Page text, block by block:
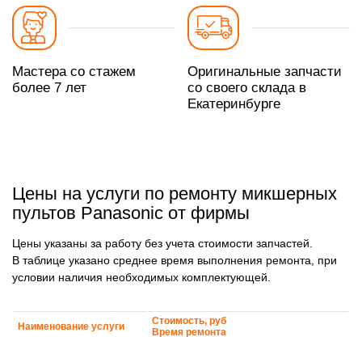
Мастера со стажем
более 7 лет
Оригинальные запчасти
со своего склада в
Екатеринбурге
Цены на услуги по ремонту микшерных
пультов Panasonic от фирмы
Цены указаны за работу без учета стоимости запчастей.
В таблице указано среднее время выполнения ремонта, при
условии наличия необходимых комплектующей.
Наименование услуги
Стоимость, руб
Время ремонта